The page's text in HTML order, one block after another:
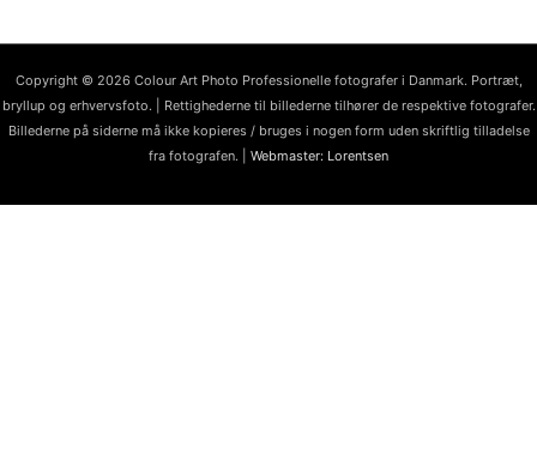
Copyright © 2026 Colour Art Photo Professionelle fotografer i Danmark. Portræt,
bryllup og erhvervsfoto. | Rettighederne til billederne tilhører de respektive fotografer.
Billederne på siderne må ikke kopieres / bruges i nogen form uden skriftlig tilladelse
fra fotografen. | Webmaster: Lorentsen